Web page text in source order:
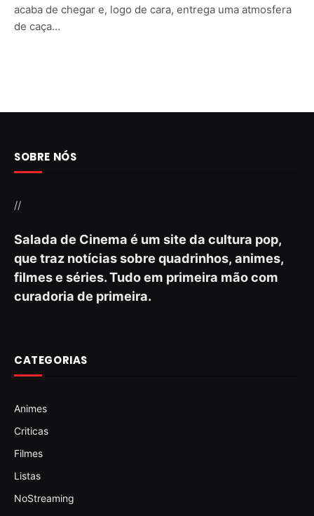
acaba de chegar e, logo de cara, entrega uma atmosfera
de caça…
SOBRE NÓS
//
Salada de Cinema é um site da cultura pop,
que traz notícias sobre quadrinhos, animes,
filmes e séries. Tudo em primeira mão com
curadoria de primeira.
CATEGORIAS
Animes
Criticas
Filmes
Listas
NoStreaming